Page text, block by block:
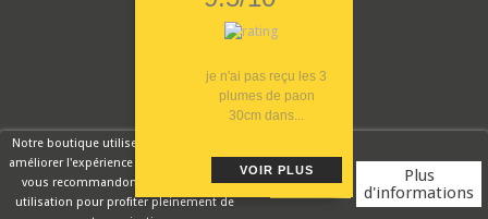
Notre boutique utilise des cookies pour
améliorer l'expérience utilisateur et nous
vous recommandons d'accepter leur
utilisation pour profiter pleinement de
Plus
d'informations
je n'ai pas reçu les 3
plumes de paon
30cm dans...
VOIR PLUS